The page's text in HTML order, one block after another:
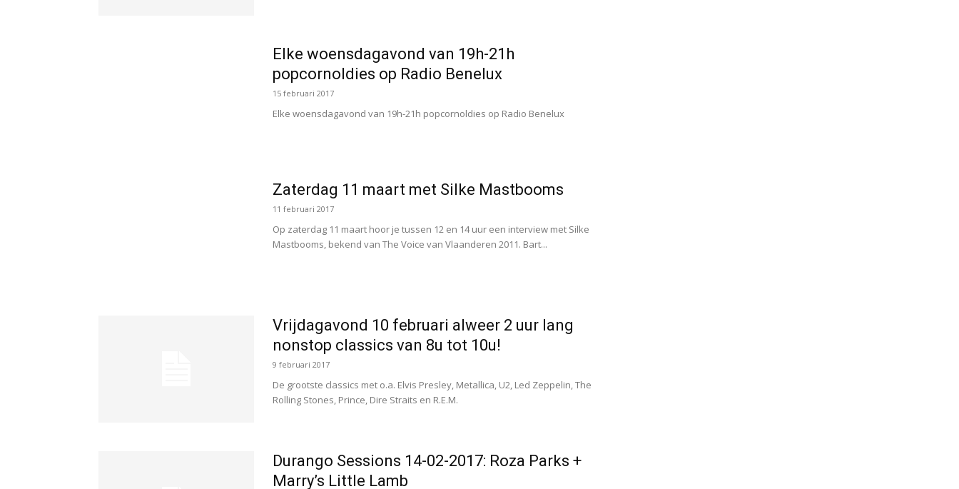
Elke woensdagavond van 19h-21h
popcornoldies op Radio Benelux
15 februari 2017
Elke woensdagavond van 19h-21h popcornoldies op Radio Benelux
Zaterdag 11 maart met Silke Mastbooms
11 februari 2017
Op zaterdag 11 maart hoor je tussen 12 en 14 uur een interview met Silke
Mastbooms, bekend van The Voice van Vlaanderen 2011. Bart...
Vrijdagavond 10 februari alweer 2 uur lang
nonstop classics van 8u tot 10u!
9 februari 2017
De grootste classics met o.a. Elvis Presley, Metallica, U2, Led Zeppelin, The
Rolling Stones, Prince, Dire Straits en R.E.M.
Durango Sessions 14-02-2017: Roza Parks +
Marry’s Little Lamb